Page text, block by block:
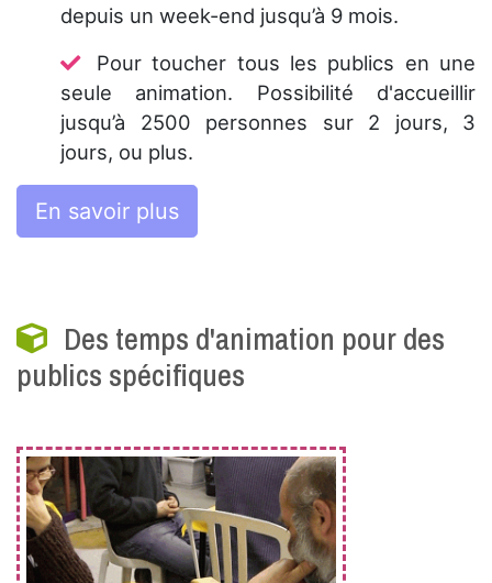
depuis un week-end jusqu’à 9 mois.
Pour toucher tous les publics en une
seule animation. Possibilité d'accueillir
jusqu’à 2500 personnes sur 2 jours, 3
jours, ou plus.
En savoir plus
Des temps d'animation pour des
publics spécifiques